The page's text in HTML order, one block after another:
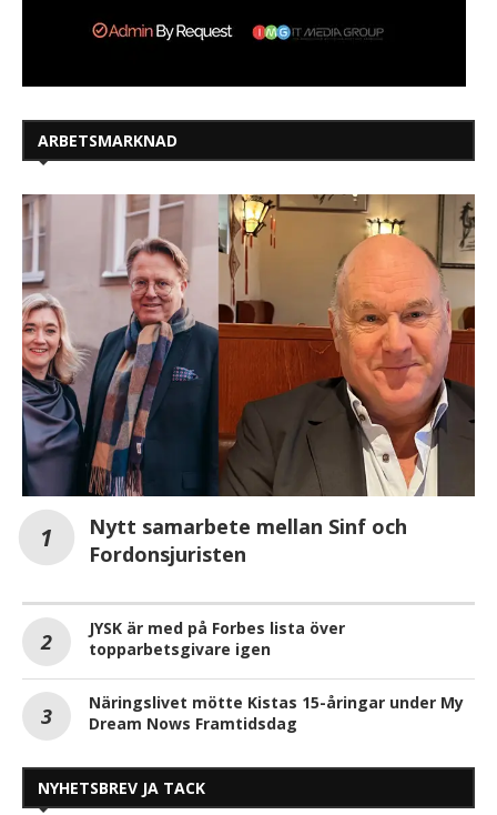
ARBETSMARKNAD
Nytt samarbete mellan Sinf och
Fordonsjuristen
JYSK är med på Forbes lista över
topparbetsgivare igen
Näringslivet mötte Kistas 15-åringar under My
Dream Nows Framtidsdag
NYHETSBREV JA TACK